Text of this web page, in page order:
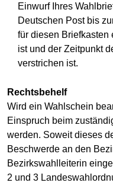
Einwurf Ihres
Deutschen Post bis
für diesen Briefkasten
ist und der Zeitpunkt
verstrichen ist.
Rechtsbehelf
Wird ein Wahlschein
Einspruch beim
werden. Soweit dieses
Beschwerde an den
Bezirkswahlleiterin
2 und 3